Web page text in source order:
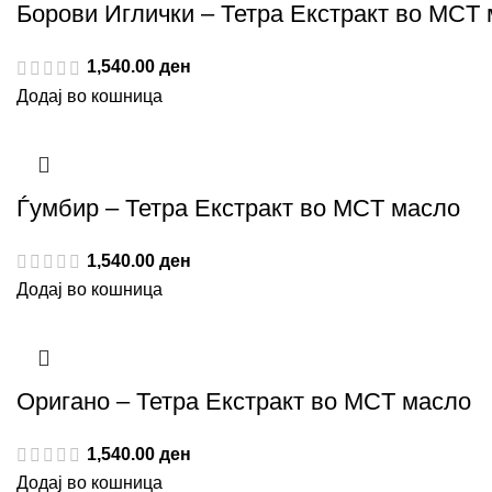
Борови Иглички – Тетра Екстракт во MCT
1,540.00 ден
Додај во кошница
Ѓумбир – Тетра Екстракт во MCT масло
1,540.00 ден
Додај во кошница
Оригано – Тетра Екстракт во MCT масло
1,540.00 ден
Додај во кошница